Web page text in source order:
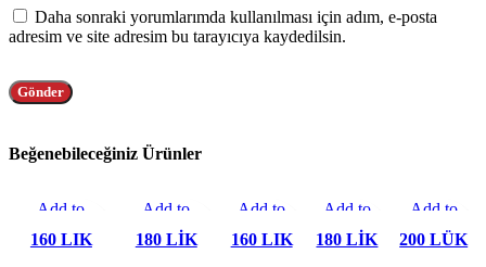
Daha sonraki yorumlarımda kullanılması için adım, e-posta
adresim ve site adresim bu tarayıcıya kaydedilsin.
Beğenebileceğiniz Ürünler
Add to
compare
160 LIK
Add to
compare
180 LİK
Add to
compare
160 LIK
Add to
compare
180 LİK
Add to
compare
200 LÜK